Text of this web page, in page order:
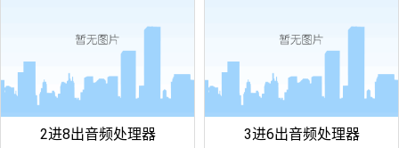
2进8出音频处理器 3进6出音频处理器